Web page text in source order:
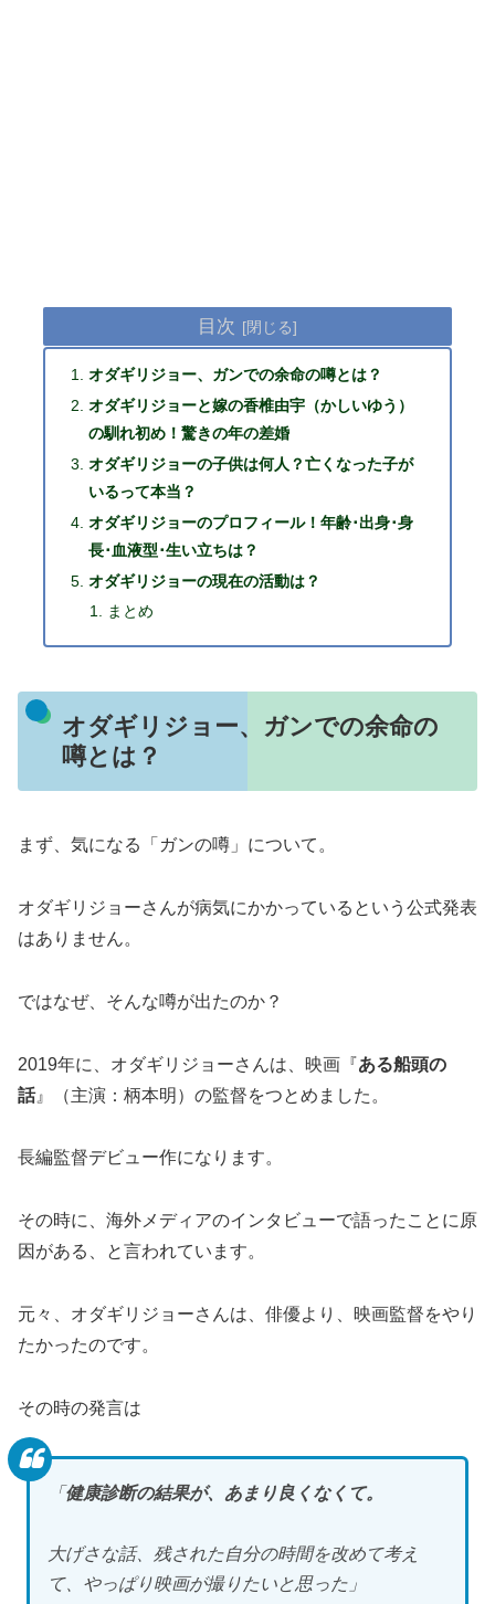
目次
オダギリジョー、ガンでの余命の噂とは？
オダギリジョーと嫁の香椎由宇（かしいゆう）
の馴れ初め！驚きの年の差婚
オダギリジョーの子供は何人？亡くなった子が
いるって本当？
オダギリジョーのプロフィール！年齢･出身･身
長･血液型･生い立ちは？
オダギリジョーの現在の活動は？
まとめ
オダギリジョー、ガンでの余命の
噂とは？
まず、気になる「ガンの噂」について。
オダギリジョーさんが病気にかかっているという公式発表
はありません。
ではなぜ、そんな噂が出たのか？
2019年に、オダギリジョーさんは、映画『ある船頭の
話』（主演：柄本明）の監督をつとめました。
長編監督デビュー作になります。
その時に、海外メディアのインタビューで語ったことに原
因がある、と言われています。
元々、オダギリジョーさんは、俳優より、映画監督をやり
たかったのです。
その時の発言は
「 健康診断の結果が、あまり良くなくて。
大げさな話、残された自分の時間を改めて考え
て、やっぱり映画が撮りたいと思った」